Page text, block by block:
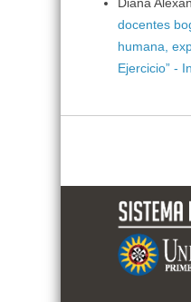
docentes
humana,
Ejercicio” -